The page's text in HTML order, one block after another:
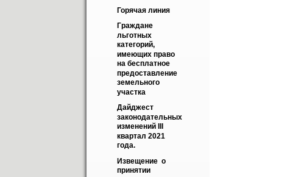
Горячая линия
Граждане
льготных
категорий,
имеющих право
на бесплатное
предоставление
земельного
участка
Дайджест
законодательных
изменений III
квартал 2021
года.
Извещение  о
принятии